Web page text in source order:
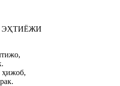
ҳижоб,